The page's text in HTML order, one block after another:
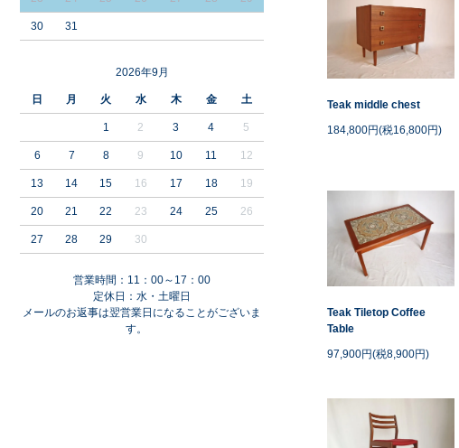
30 31
2026年9月
日 月 火 水 木 金 土
1 2 3 4 5
6 7 8 9 10 11 12
13 14 15 16 17 18 19
20 21 22 23 24 25 26
27 28 29 30
営業時間：11：00～17：00
定休日：水・土曜日
メールのお返事は翌営業日になることがございま
す。
Teak middle chest
184,800円(税16,800円)
Teak Tiletop Coffee
Table
97,900円(税8,900円)